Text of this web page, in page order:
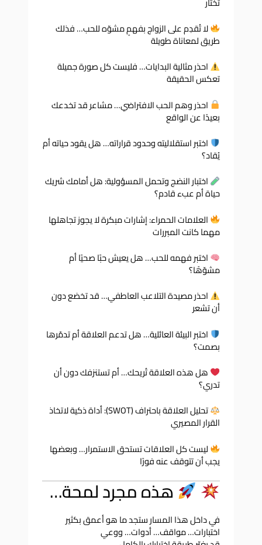
لا تُقدِم على الزواج بفهمٍ مشوّه للحب… فذلك
طريق لمعاناة طويلة
احذر مثالية البدايات… فليست كل صورة جميلة
تعكس الحقيقة
احذر وهم الحب الافتراضي… مشاعر قد تخدعك
بعيدًا عن الواقع
اختبر استقلاليته وحدود قراراته… هل يقود حياته أم
يُقاد؟
اختبار النضج وتحمل المسؤولية: هل أمامك شريك
حياة أم عبء قادم؟
العلامات الحمراء: إشارات مبكرة لا يجوز تجاهلها
مهما كانت المبررات
اختبر فهمه للحب… هل يعيش حبًا صحيًا أم
مشوّهًا؟
احذر مصيدة التلاعب العاطفي… قد تخضع دون
أن تشعر
اختبر البيئة العائلية… هل تدعم العلاقة أم تدمّرها
بصمت؟
هل هذه العلاقة تُريحك… أم تستنزفك دون أن
تدري؟
تحليل العلاقة باحتراف (SWOT): أداة ذكية لاتخاذ
القرار المصيري
ليست كل العلاقات تستحق الاستمرار… وبعضها
يجب أن تتوقف عنه فورًا
هذه مجرد لمحة…
في داخل هذا المسار ستجد ما هو أعمق بكثير
اختبارات… مواقف… أدوات… ووعي